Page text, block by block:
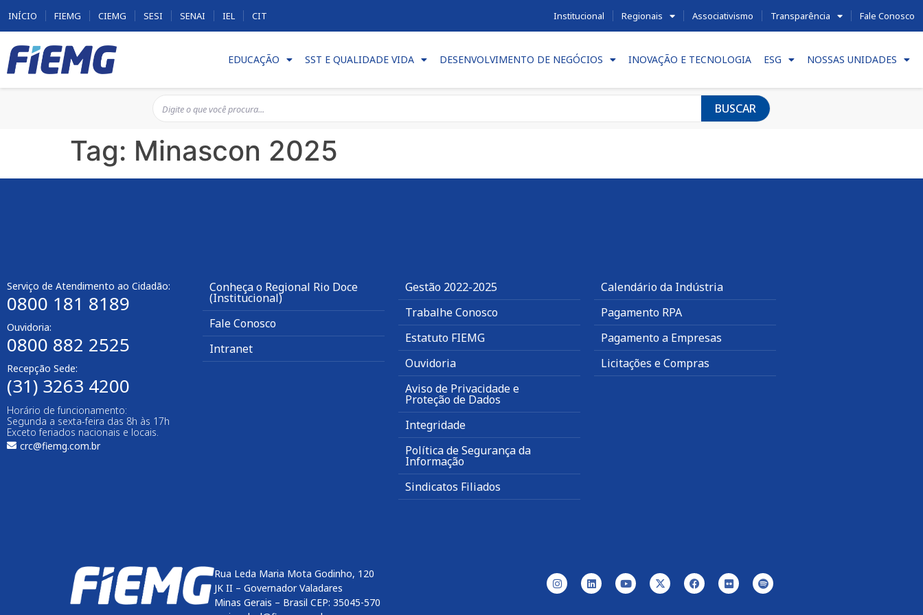
INÍCIO FIEMG CIEMG SESI SENAI IEL CIT Institucional Regionais Associativismo Transparência Fale Conosco
EDUCAÇÃO SST E QUALIDADE VIDA DESENVOLVIMENTO DE NEGÓCIOS INOVAÇÃO E TECNOLOGIA ESG NOSSAS UNIDADES
BUSCAR
Tag: Minascon 2025
Serviço de Atendimento ao Cidadão:
0800 181 8189
Ouvidoria:
0800 882 2525
Recepção Sede:
(31) 3263 4200
Horário de funcionamento:
Segunda a sexta-feira das 8h às 17h
Exceto feriados nacionais e locais.
crc@fiemg.com.br
Conheça o Regional Rio Doce
(Institucional)
Fale Conosco
Intranet
Gestão 2022-2025
Trabalhe Conosco
Estatuto FIEMG
Ouvidoria
Aviso de Privacidade e
Proteção de Dados
Integridade
Política de Segurança da
Informação
Sindicatos Filiados
Calendário da Indústria
Pagamento RPA
Pagamento a Empresas
Licitações e Compras
Rua Leda Maria Mota Godinho, 120
JK II – Governador Valadares
Minas Gerais – Brasil CEP: 35045-570